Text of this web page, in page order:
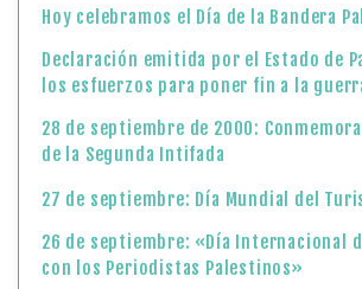
Hoy celebramos el Día de la Bandera
Declaración emitida por el Estado de
los esfuerzos para poner fin a la
28 de septiembre de 2000:
de la Segunda Intifada
27 de septiembre: Día Mundial del
26 de septiembre: «Día Internacional
con los Periodistas Palestinos»